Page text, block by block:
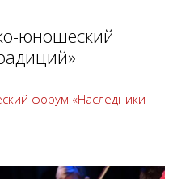
юношеский
форум «Наследники